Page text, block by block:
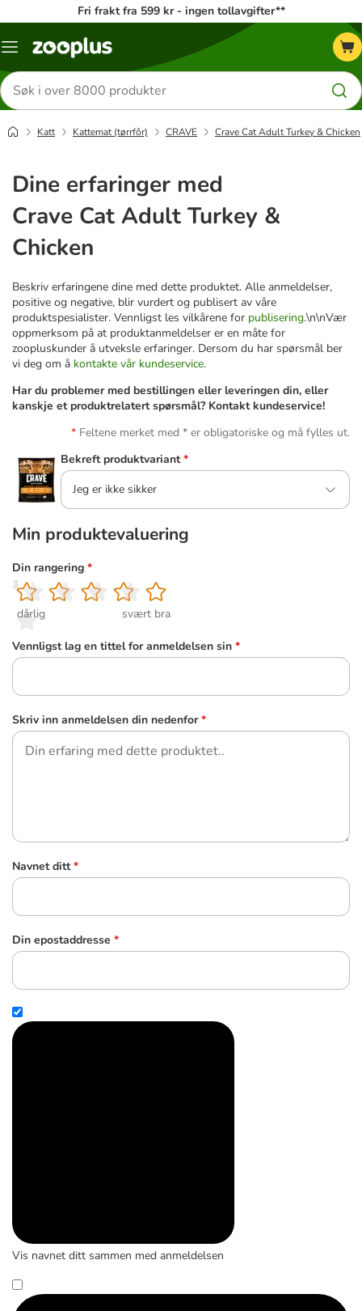
Fri frakt fra 599 kr - ingen tollavgifter**
Katalogmeny
Søk
etter
produkter
Katt Kattemat (tørrfôr) CRAVE Crave Cat Adult Turkey & Chicken
Dine erfaringer med
Crave Cat Adult Turkey &
Chicken
Beskriv erfaringene dine med dette produktet. Alle anmeldelser,
positive og negative, blir vurdert og publisert av våre
produktspesialister. Vennligst les vilkårene for publisering.\n\nVær
oppmerksom på at produktanmeldelser er en måte for
zoopluskunder å utveksle erfaringer. Dersom du har spørsmål ber
vi deg om å kontakte vår kundeservice.
Har du problemer med bestillingen eller leveringen din, eller
kanskje et produktrelatert spørsmål? Kontakt kundeservice!
Feltene merket med * er obligatoriske og må fylles ut.
Bekreft produktvariant *
Jeg er ikke sikker
Min produktevaluering
Din rangering *
1
dårlig
2
3
4
5
svært bra
Vennligst lag en tittel for anmeldelsen sin *
Skriv inn anmeldelsen din nedenfor *
Navnet ditt *
Din epostaddresse *
Vis navnet ditt sammen med anmeldelsen